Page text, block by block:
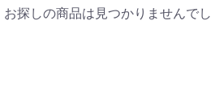
お探しの商品は見つかりませんで